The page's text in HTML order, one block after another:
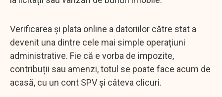
Verificarea și plata online a datoriilor către stat a
devenit una dintre cele mai simple operațiuni
administrative. Fie că e vorba de impozite,
contribuții sau amenzi, totul se poate face acum de
acasă, cu un cont SPV și câteva clicuri.